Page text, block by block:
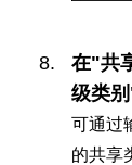
在"共
级类
可通过
的共享